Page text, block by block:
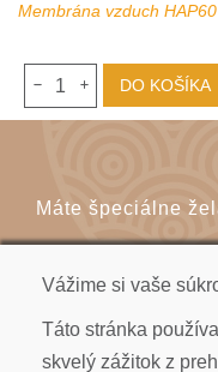
Membrána vzduch HAP60
1 DO KOŠÍKA
Máte špeciálne
Vážime si vaše
Táto stránka
skvelý zážitok z